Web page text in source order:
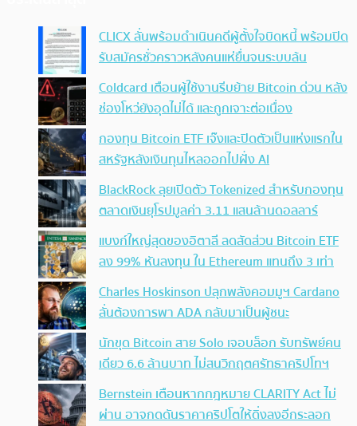
CLICX ลั่นพร้อมดำเนินคดีผู้ตั้งใจบิดหนี้ พร้อมปิด
รับสมัครชั่วคราวหลังคนแห่ยื่นจนระบบล้น
Coldcard เตือนผู้ใช้งานรีบย้าย Bitcoin ด่วน หลัง
ช่องโหว่ยังอุดไม่ได้ และถูกเจาะต่อเนื่อง
กองทุน Bitcoin ETF เจ๊งและปิดตัวเป็นแห่งแรกใน
สหรัฐหลังเงินทุนไหลออกไปฝั่ง AI
BlackRock ลุยเปิดตัว Tokenized สำหรับกองทุน
ตลาดเงินยุโรปมูลค่า 3.11 แสนล้านดอลลาร์
แบงก์ใหญ่สุดของอิตาลี ลดสัดส่วน Bitcoin ETF
ลง 99% หันลงทุน ใน Ethereum แทนถึง 3 เท่า
Charles Hoskinson ปลุกพลังคอมมูฯ Cardano
ลั่นต้องการพา ADA กลับมาเป็นผู้ชนะ
นักขุด Bitcoin สาย Solo เจอบล็อก รับทรัพย์คน
เดียว 6.6 ล้านบาท ไม่สนวิกฤตศรัทธาคริปโทฯ
Bernstein เตือนหากกฎหมาย CLARITY Act ไม่
ผ่าน อาจกดดันราคาคริปโตให้ดิ่งลงอีกระลอก